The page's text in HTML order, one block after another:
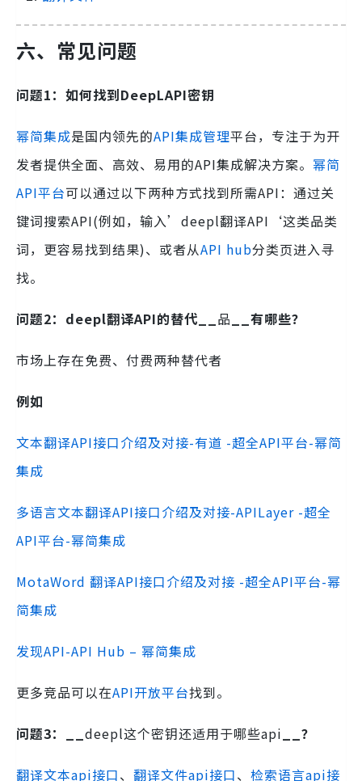
六、 常见问题
问题1：如何找到DeepLAPI密钥
幂简集成是国内领先的API集成管理平台，专注于为开
发者提供全面、高效、易用的API集成解决方案。 幂简
API平台可以通过以下两种方式找到所需API：通过关
键词搜索API(例如，输入’deepl翻译API‘这类品类
词，更容易找到结果)、或者从API hub分类页进入寻
找。
问题2：deepl翻译API的替代__ 品 __有哪些？
市场上存在免费、付费两种替代者
例如
文本翻译API接口介绍及对接-有道 -超全API平台-幂简
集成
多语言文本翻译API接口介绍及对接-APILayer -超全
API平台-幂简集成
MotaWord 翻译API接口介绍及对接 -超全API平台-幂
简集成
发现API-API Hub – 幂简集成
更多竞品可以在API开放平台找到。
问题3：__ deepl这个密钥还适用于哪些api __？
翻译文本api接口、 翻译文件api接口、 检索语言api接